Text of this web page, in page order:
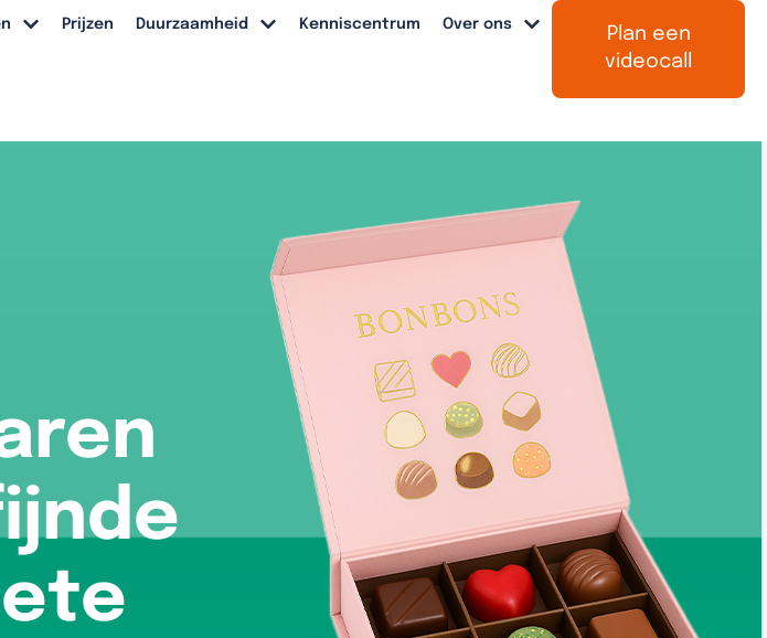
Prijzen Duurzaamheid Kenniscentrum Over ons
Plan een
videocall